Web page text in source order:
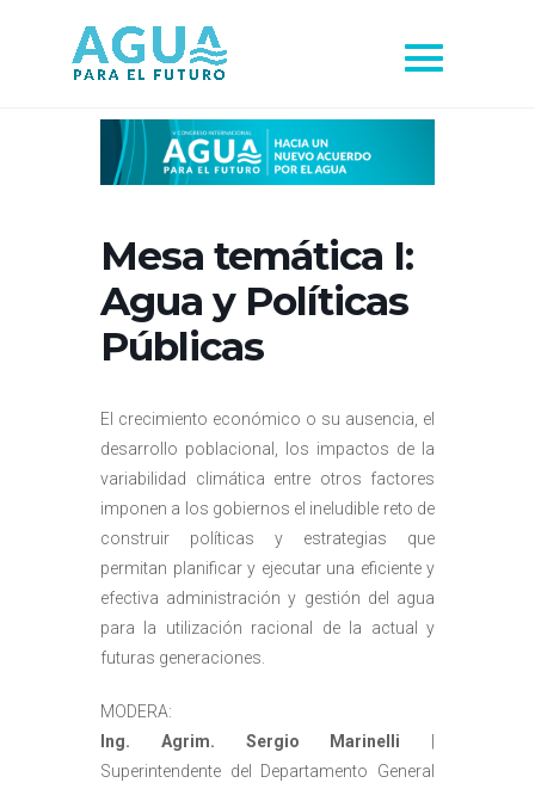
Mesa temática I:
Agua y Políticas
Públicas
El crecimiento económico o su ausencia, el
desarrollo poblacional, los impactos de la
variabilidad climática entre otros factores
imponen a los gobiernos el ineludible reto de
construir políticas y estrategias que
permitan planificar y ejecutar una eficiente y
efectiva administración y gestión del agua
para la utilización racional de la actual y
futuras generaciones.
MODERA:
Ing. Agrim. Sergio Marinelli
Superintendente del Departamento General